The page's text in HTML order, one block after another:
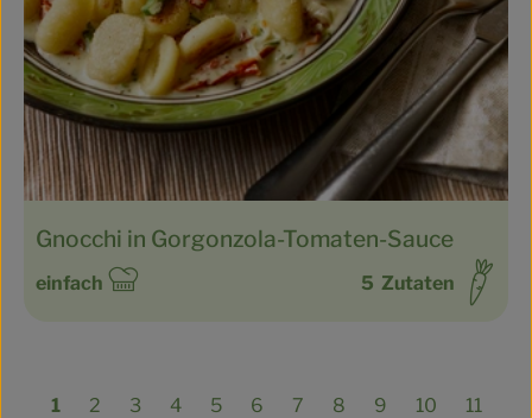
Gnocchi in Gorgonzola-Tomaten-Sauce
Schwierigkeit:
einfach 5 Zutaten
1 2 3 4 5 6 7 8 9 10 11